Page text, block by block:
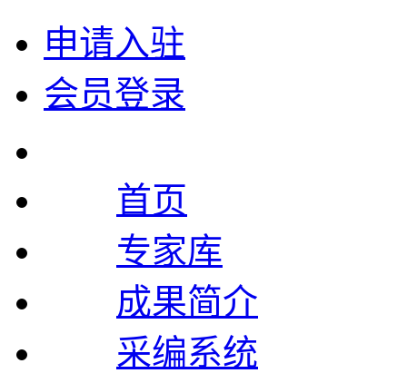
申请入驻
会员登录
首页
专家库
成果简介
采编系统